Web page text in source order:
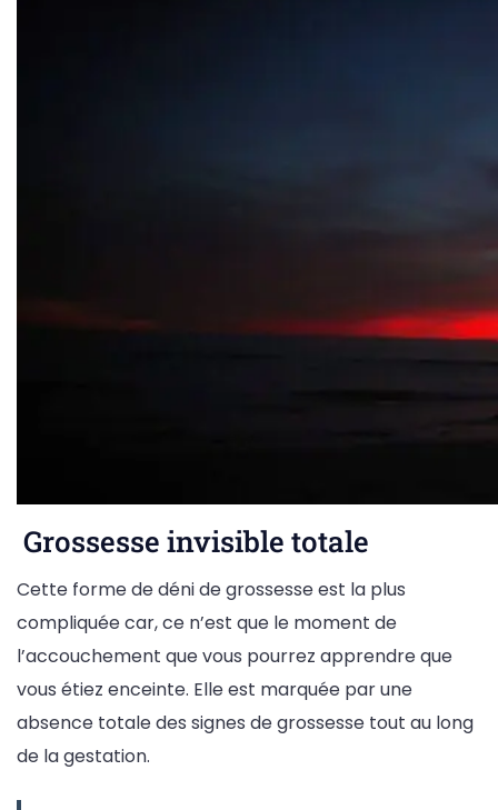
Grossesse invisible totale
Cette forme de déni de grossesse est la plus
compliquée car, ce n’est que le moment de
l’accouchement que vous pourrez apprendre que
vous étiez enceinte. Elle est marquée par une
absence totale des signes de grossesse tout au long
de la gestation.